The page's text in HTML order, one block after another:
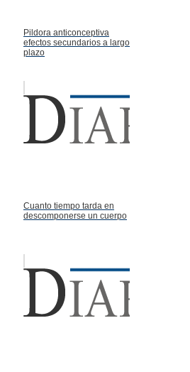
Pildora anticonceptiva
efectos secundarios a largo
plazo
Cuanto tiempo tarda en
descomponerse un cuerpo